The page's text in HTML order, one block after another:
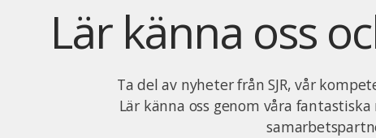
Lär känna oss
Ta del av nyheter från SJR, vår
Lär känna oss genom våra